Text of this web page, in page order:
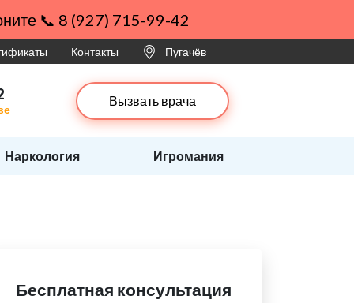
📞 8 (927) 715-99-42
Контакты Пугачёв
Вызвать врача
Наркология Игромания
Бесплатная консультация